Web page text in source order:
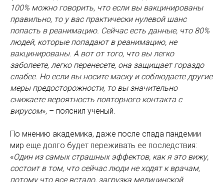
100% можно говорить, что если вы вакцинированы
правильно, то у вас практически нулевой шанс
попасть в реанимацию. Сейчас есть данные, что 80%
людей, которые попадают в реанимацию, не
вакцинированы. А вот от того, что вы легко
заболеете, легко перенесете, она защищает гораздо
слабее. Но если вы носите маску и соблюдаете другие
меры предосторожности, то вы значительно
снижаете вероятность повторного контакта с
вирусом», – пояснил ученый.
По мнению академика, даже после спада пандемии
мир еще долго будет переживать ее последствия:
«Один из самых страшных эффектов, как я это вижу,
состоит в том, что сейчас люди не ходят к врачам,
потому что все встало, загрузка медицинской